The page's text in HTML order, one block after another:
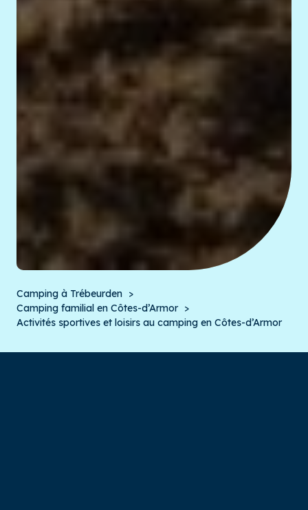
Camping à Trébeurden
Camping familial en Côtes-d’Armor
Activités sportives et loisirs au camping en Côtes-d’Armor